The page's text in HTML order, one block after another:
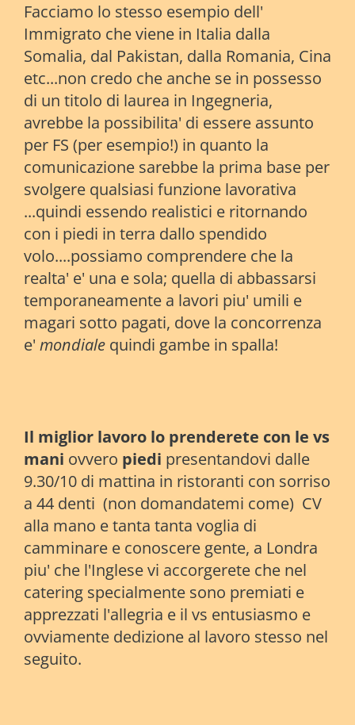
Facciamo lo stesso esempio dell'
Immigrato che viene in Italia dalla
Somalia, dal Pakistan, dalla Romania, Cina
etc...non credo che anche se in possesso
di un titolo di laurea in Ingegneria,
avrebbe la possibilita' di essere assunto
per FS (per esempio!) in quanto la
comunicazione sarebbe la prima base per
svolgere qualsiasi funzione lavorativa
...quindi essendo realistici e ritornando
con i piedi in terra dallo spendido
volo....possiamo comprendere che la
realta' e' una e sola; quella di abbassarsi
temporaneamente a lavori piu' umili e
magari sotto pagati, dove la concorrenza
e' mondiale quindi gambe in spalla!
Il miglior lavoro lo prenderete con le vs
mani ovvero piedi presentandovi dalle
9.30/10 di mattina in ristoranti con sorriso
a 44 denti (non domandatemi come) CV
alla mano e tanta tanta voglia di
camminare e conoscere gente, a Londra
piu' che l'Inglese vi accorgerete che nel
catering specialmente sono premiati e
apprezzati l'allegria e il vs entusiasmo e
ovviamente dedizione al lavoro stesso nel
seguito.